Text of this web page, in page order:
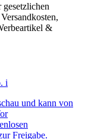
gesetzlichen
&
i
und kann von
Freigabe.